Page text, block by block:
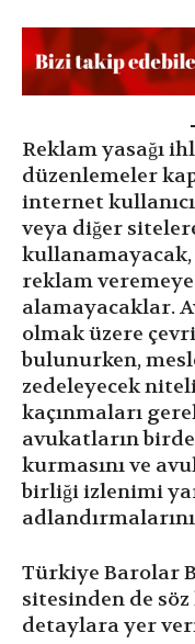
Reklam yasağı
düzenlemeler
internet
veya diğer
reklam
alamayacaklar.
olmak üzere
bulunurken,
zedeleyecek
kaçınmaları
avukatların
kurmasını ve
birliği izlenimi
Türkiye Barolar
sitesinden de
detaylara yer